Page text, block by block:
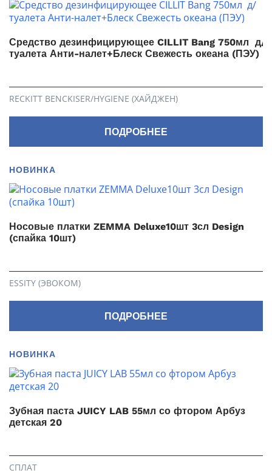
Средство дезинфицирующее CILLIT Bang 750мл д/
туалета Анти-налет+Блеск Свежесть океана (ПЭУ)
RECKITT BENCKISER/HYGIENE (ХАЙДЖЕН)
ПОДРОБНЕЕ
НОВИНКА
Носовые платки ZEMMA Deluxe10шт 3сл Design
(спайка 10шт)
ESSITY (ЭВОКОМ)
ПОДРОБНЕЕ
НОВИНКА
Зубная паста JUICY LAB 55мл со фтором Арбуз
детская 20
СПЛАТ